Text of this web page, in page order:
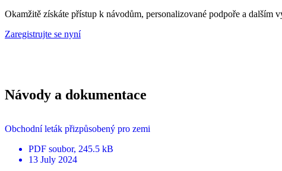
Okamžitě získáte přístup k návodům, personalizované podpoře a dalším
Zaregistrujte se nyní
Návody a dokumentace
Obchodní leták přizpůsobený pro zemi
PDF soubor, 245.5 kB
13 July 2024